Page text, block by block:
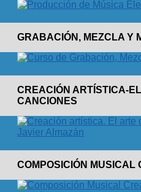
GRABACIÓN, MEZCLA Y
CREACIÓN ARTÍSTICA-
CANCIONES
COMPOSICIÓN MUSICAL